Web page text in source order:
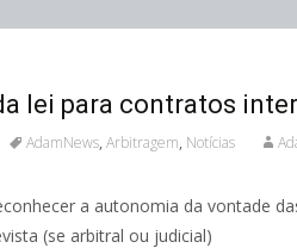
lei para contratos
AdamNews, Arbitragem, Notícias
a autonomia da vontade
(se arbitral ou judicial)